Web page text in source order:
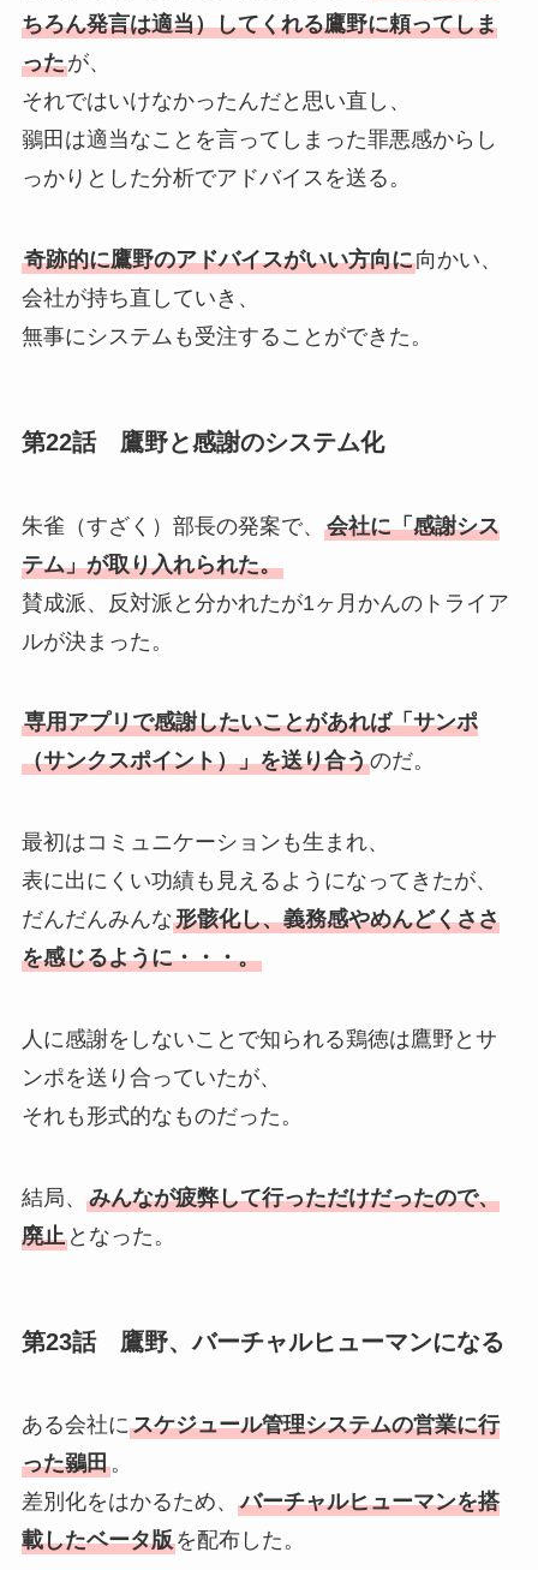
ちろん発言は適当）してくれる鷹野に頼ってしま
ったが、
それではいけなかったんだと思い直し、
鶸田は適当なことを言ってしまった罪悪感からし
っかりとした分析でアドバイスを送る。
奇跡的に鷹野のアドバイスがいい方向に向かい、
会社が持ち直していき、
無事にシステムも受注することができた。
第22話 鷹野と感謝のシステム化
朱雀（すざく）部長の発案で、 会社に「感謝シス
テム」が取り入れられた。
賛成派、反対派と分かれたが1ヶ月かんのトライア
ルが決まった。
専用アプリで感謝したいことがあれば「サンポ
（サンクスポイント）」を送り合うのだ。
最初はコミュニケーションも生まれ、
表に出にくい功績も見えるようになってきたが、
だんだんみんな形骸化し、義務感やめんどくささ
を感じるように・・・。
人に感謝をしないことで知られる鶏徳は鷹野とサ
ンポを送り合っていたが、
それも形式的なものだった。
結局、 みんなが疲弊して行っただけだったので、
廃止となった。
第23話 鷹野、バーチャルヒューマンになる
ある会社にスケジュール管理システムの営業に行
った鶸田。
差別化をはかるため、 バーチャルヒューマンを搭
載したベータ版を配布した。